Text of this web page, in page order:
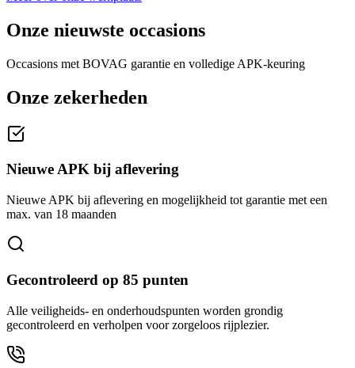
Onze nieuwste occasions
Occasions met BOVAG garantie en volledige APK-keuring
Onze zekerheden
Nieuwe APK bij aflevering
Nieuwe APK bij aflevering en mogelijkheid tot garantie met een
max. van 18 maanden
Gecontroleerd op 85 punten
Alle veiligheids- en onderhoudspunten worden grondig
gecontroleerd en verholpen voor zorgeloos rijplezier.